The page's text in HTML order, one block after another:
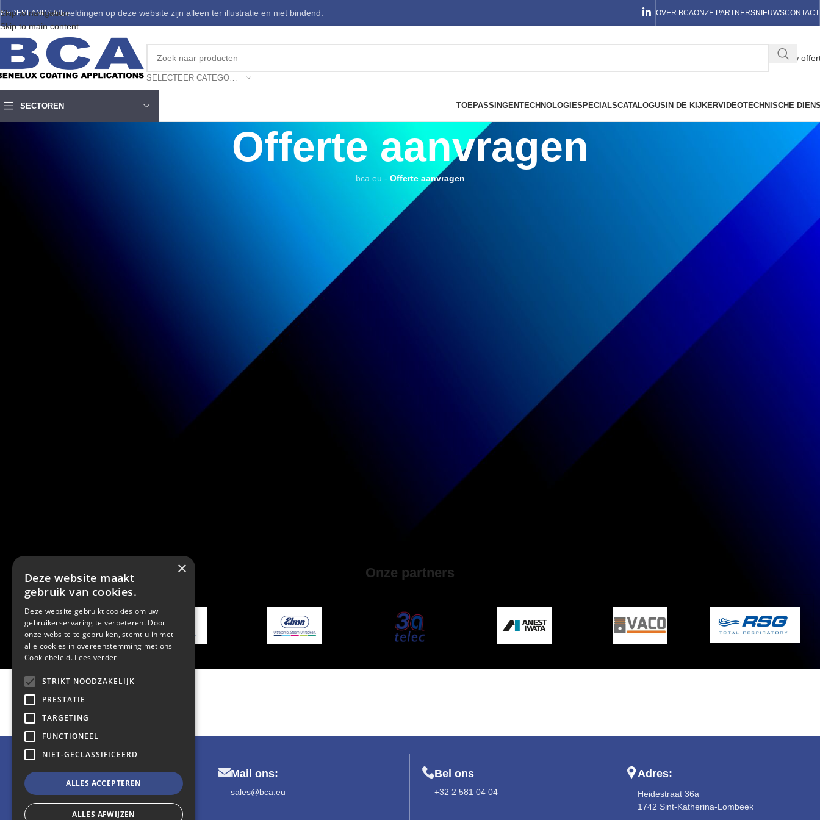
Skip to navigation
Skip to main content
NEDERLANDSAfbeeldingen op deze website zijn alleen ter illustratie en niet bindend. OVER BCAONZE PARTNERSNIEUWSCONTACT
Jouw
SECTOREN TOEPASSINGENTECHNOLOGIESPECIALSCATALOGUS IN DE KIJKERVIDEOTECHNISCHE
Offerte aanvragen
bca.eu - Offerte aanvragen
Je lijst is leeg, voeg nieuwe producten toe aan de lijst om een aanvraag te versturen
Onze partners
Mail ons:
sales@bca.eu
Bel ons
+32 2 581 04 04
Adres:
Heidestraat 36a
1742 Sint-Katherina-Lombeek
×
Deze website maakt
gebruik van cookies.
Deze website gebruikt cookies om uw
gebruikerservaring te verbeteren. Door
onze website te gebruiken, stemt u in met
alle cookies in overeenstemming met ons
Cookiebeleid. Lees verder
STRIKT NOODZAKELIJK
PRESTATIE
TARGETING
FUNCTIONEEL
NIET-GECLASSIFICEERD
ALLES ACCEPTEREN
ALLES AFWIJZEN